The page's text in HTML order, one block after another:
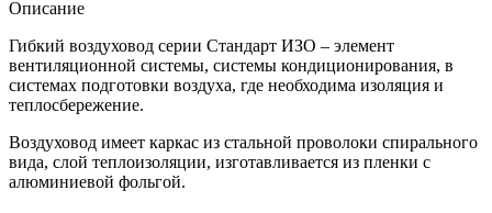
Описание
Гибкий воздуховод серии Стандарт ИЗО – элемент
вентиляционной системы, системы кондиционирования, в
системах подготовки воздуха, где необходима изоляция и
теплосбережение.
Воздуховод имеет каркас из стальной проволоки спирального
вида, слой теплоизоляции, изготавливается из пленки с
алюминиевой фольгой.